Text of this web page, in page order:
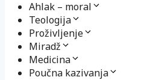
Ahlak – moral
Teologija
Proživljenje
Miradž
Medicina
Poučna kazivanja